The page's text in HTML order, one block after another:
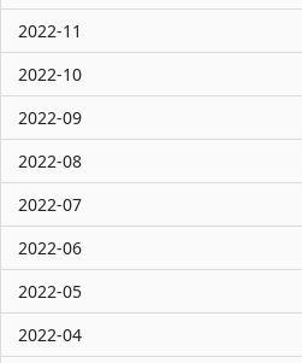
2022-11
2022-10
2022-09
2022-08
2022-07
2022-06
2022-05
2022-04